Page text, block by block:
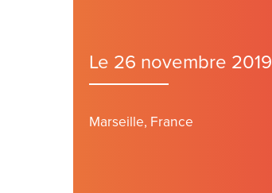
Le 26 novembre 2019
Marseille, France